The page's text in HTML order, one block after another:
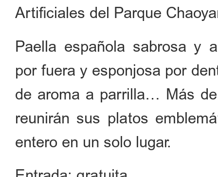
Artificiales del Parque
Paella española sabrosa y
por fuera y esponjosa por
de aroma a parrilla… Más
reunirán sus platos
entero en un solo lugar.